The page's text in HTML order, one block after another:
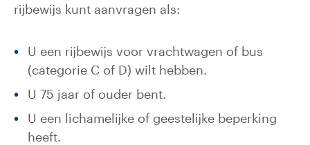
rijbewijs kunt aanvragen als:
U een rijbewijs voor vrachtwagen of bus
(categorie C of D) wilt hebben.
U 75 jaar of ouder bent.
U een lichamelijke of geestelijke beperking
heeft.